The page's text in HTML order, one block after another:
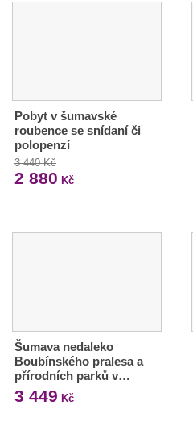
Pobyt v šumavské
roubence se snídaní či
polopenzí
3 440 Kč
2 880 Kč
Šumava nedaleko
Boubínského pralesa a
přírodních parků v…
3 449 Kč